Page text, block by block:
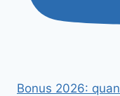
Bonus 2026: